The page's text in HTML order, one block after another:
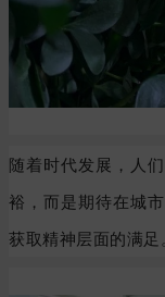
随着时代发展，人
裕，而是期待在城
获取精神层面的满足